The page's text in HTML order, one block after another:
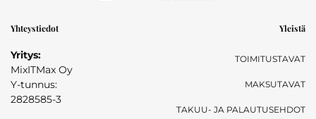
Yhteystiedot
Yritys:
MixITMax Oy
Y-tunnus:
2828585-3
Yleistä
TOIMITUSTAVAT
MAKSUTAVAT
TAKUU- JA PALAUTUSEHDOT